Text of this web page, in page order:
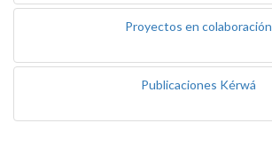
Proyectos en colaboración
Publicaciones Kérwá